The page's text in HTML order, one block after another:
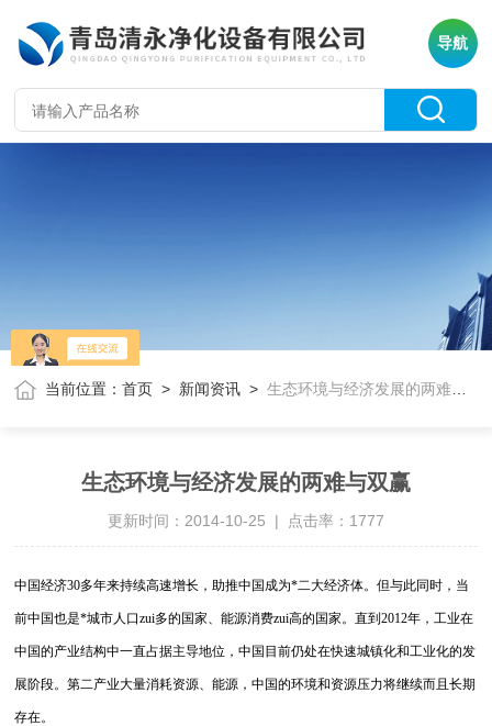
导航
当前位置：首页 > 新闻资讯 >生态环境与经济发展的两难与双赢
生态环境与经济发展的两难与双赢
更新时间：2014-10-25 | 点击率：1777
中国经济30多年来持续高速增长，助推中国成为*二大经济体。但与此同时，当
前中国也是*城市人口zui多的国家、能源消费zui高的国家。直到2012年，工业在
中国的产业结构中一直占据主导地位，中国目前仍处在快速城镇化和工业化的发
展阶段。第二产业大量消耗资源、能源，中国的环境和资源压力将继续而且长期
存在。